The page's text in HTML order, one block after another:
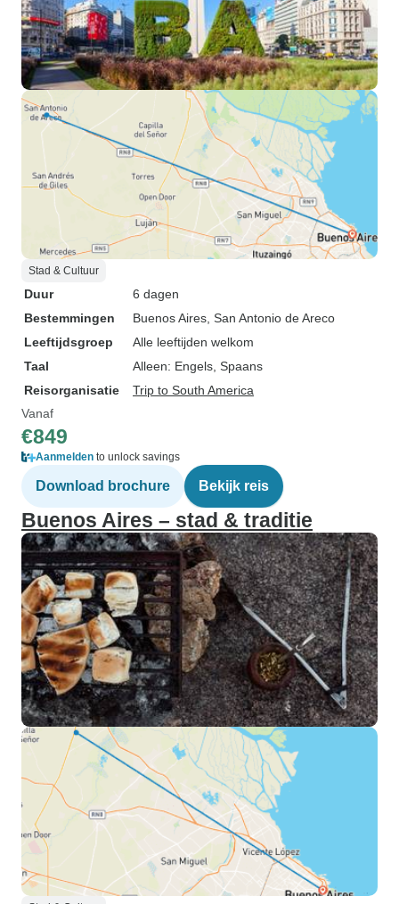
Stad & Cultuur
Duur
6 dagen
Bestemmingen
Buenos Aires , San Antonio de Areco
Leeftijdsgroep
Alle leeftijden welkom
Taal
Alleen: Engels, Spaans
Reisorganisatie
Trip to South America
Vanaf
€849
Aanmelden to unlock savings
Download brochure Bekijk reis
Buenos Aires – stad & traditie